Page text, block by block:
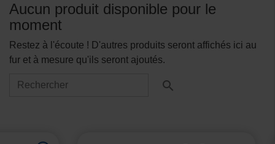
Aucun produit disponible pour le
moment
Restez à l'écoute ! D'autres produits seront affichés ici au
fur et à mesure qu'ils seront ajoutés.
